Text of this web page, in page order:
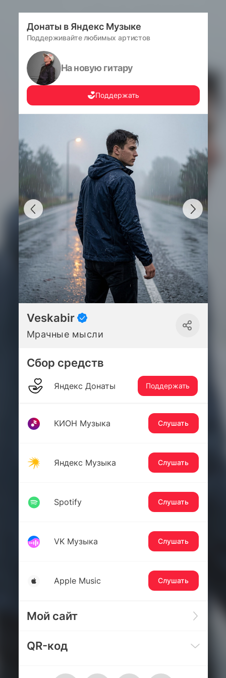
Донаты в Яндекс Музыке
Поддерживайте любимых артистов
На новую гитару
Поддержать
Veskabir
Мрачные мысли
КИОН Музыка Слушать
Яндекс Музыка Слушать
Spotify Слушать
VK Музыка Слушать
Apple Music Слушать
Сбор средств
Яндекс Донаты Поддержать
Мой сайт
QR-код